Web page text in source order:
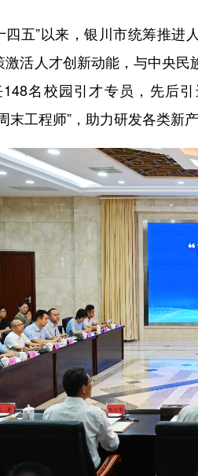
五”以来，银川市统筹推进人
激活人才创新动能，与中央
名校园引才专员，先后
末工程师”，助力研发各类新